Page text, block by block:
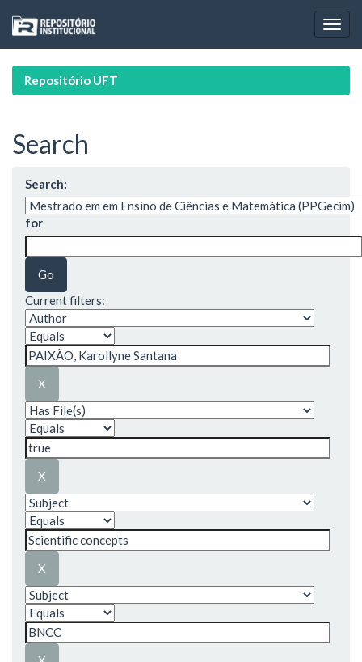
navigation
Repositório UFT
Search
Search:
for
Current filters: